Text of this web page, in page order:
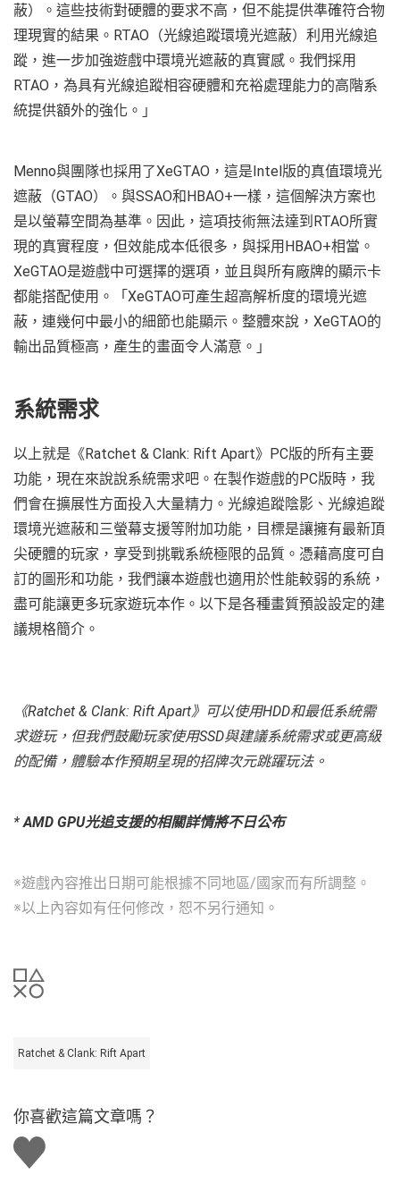
蔽）。這些技術對硬體的要求不高，但不能提供準確符合物
理現實的結果。RTAO（光線追蹤環境光遮蔽）利用光線追
蹤，進一步加強遊戲中環境光遮蔽的真實感。我們採用
RTAO，為具有光線追蹤相容硬體和充裕處理能力的高階系
統提供額外的強化。」
Menno與團隊也採用了XeGTAO，這是Intel版的真值環境光
遮蔽（GTAO）。與SSAO和HBAO+一樣，這個解決方案也
是以螢幕空間為基準。因此，這項技術無法達到RTAO所實
現的真實程度，但效能成本低很多，與採用HBAO+相當。
XeGTAO是遊戲中可選擇的選項，並且與所有廠牌的顯示卡
都能搭配使用。「XeGTAO可產生超高解析度的環境光遮
蔽，連幾何中最小的細節也能顯示。整體來說，XeGTAO的
輸出品質極高，產生的畫面令人滿意。」
系統需求
以上就是《Ratchet & Clank: Rift Apart》PC版的所有主要
功能，現在來說說系統需求吧。在製作遊戲的PC版時，我
們會在擴展性方面投入大量精力。光線追蹤陰影、光線追蹤
環境光遮蔽和三螢幕支援等附加功能，目標是讓擁有最新頂
尖硬體的玩家，享受到挑戰系統極限的品質。憑藉高度可自
訂的圖形和功能，我們讓本遊戲也適用於性能較弱的系統，
盡可能讓更多玩家遊玩本作。以下是各種畫質預設設定的建
議規格簡介。
《Ratchet & Clank: Rift Apart》可以使用HDD和最低系統需
求遊玩，但我們鼓勵玩家使用SSD與建議系統需求或更高級
的配備，體驗本作預期呈現的招牌次元跳躍玩法。
*AMD GPU光追支援的相關詳情將不日公布
※遊戲內容推出日期可能根據不同地區/國家而有所調整。
※以上內容如有任何修改，恕不另行通知。
Ratchet & Clank: Rift Apart
你喜歡這篇文章嗎？
讚